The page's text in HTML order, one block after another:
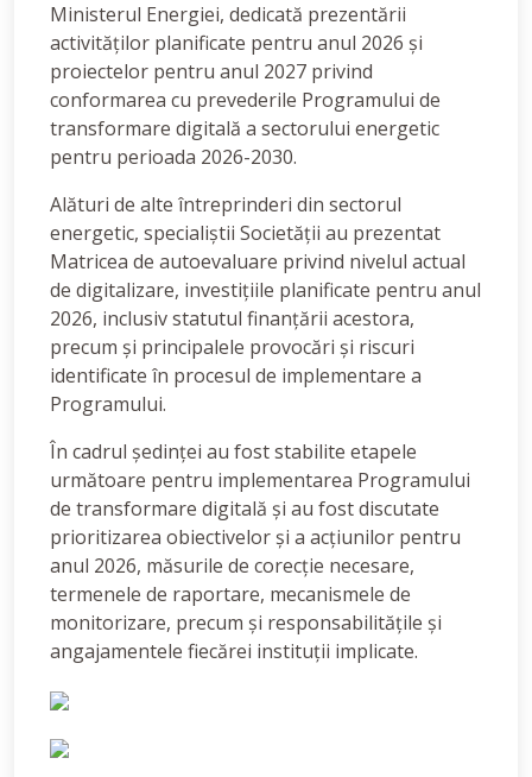
Ministerul Energiei, dedicată prezentării
activităților planificate pentru anul 2026 și
proiectelor pentru anul 2027 privind
conformarea cu prevederile Programului de
transformare digitală a sectorului energetic
pentru perioada 2026-2030.
Alături de alte întreprinderi din sectorul
energetic, specialiștii Societății au prezentat
Matricea de autoevaluare privind nivelul actual
de digitalizare, investițiile planificate pentru anul
2026, inclusiv statutul finanțării acestora,
precum și principalele provocări și riscuri
identificate în procesul de implementare a
Programului.
În cadrul ședinței au fost stabilite etapele
următoare pentru implementarea Programului
de transformare digitală și au fost discutate
prioritizarea obiectivelor și a acțiunilor pentru
anul 2026, măsurile de corecție necesare,
termenele de raportare, mecanismele de
monitorizare, precum și responsabilitățile și
angajamentele fiecărei instituții implicate.